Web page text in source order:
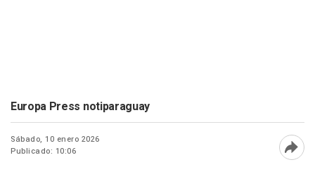
Europa Press notiparaguay
Sábado, 10 enero 2026
Publicado: 10:06